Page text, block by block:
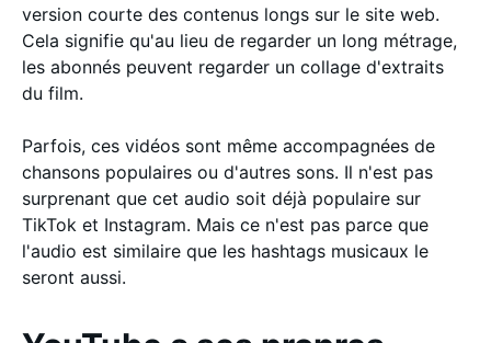
version courte des contenus longs sur le site web.
Cela signifie qu'au lieu de regarder un long métrage,
les abonnés peuvent regarder un collage d'extraits
du film.
Parfois, ces vidéos sont même accompagnées de
chansons populaires ou d'autres sons. Il n'est pas
surprenant que cet audio soit déjà populaire sur
TikTok et Instagram. Mais ce n'est pas parce que
l'audio est similaire que les hashtags musicaux le
seront aussi.